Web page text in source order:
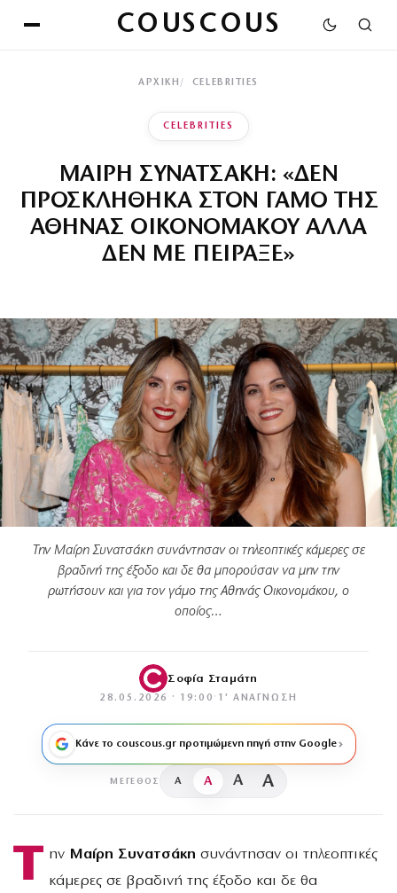
COUSCOUS
ΑΡΧΙΚΉ CELEBRITIES
CELEBRITIES
ΜΑΙΡΗ ΣΥΝΑΤΣΑΚΗ: «ΔΕΝ
ΠΡΟΣΚΛΗΘΗΚΑ ΣΤΟΝ ΓΑΜΟ ΤΗΣ
ΑΘΗΝΑΣ ΟΙΚΟΝΟΜΑΚΟΥ ΑΛΛΑ
ΔΕΝ ΜΕ ΠΕΙΡΑΞΕ»
Την Μαίρη Συνατσάκη συνάντησαν οι τηλεοπτικές κάμερες σε
βραδινή της έξοδο και δε θα μπορούσαν να μην την
ρωτήσουν και για τον γάμο της Αθηνάς Οικονομάκου, ο
οποίος…
Σοφία Σταμάτη
28.05.2026 · 19:00 · 1′ ΑΝΆΓΝΩΣΗ
Κάνε το couscous.gr προτιμώμενη πηγή στην Google
ΜΈΓΕΘΟΣ A A A A
Τ ην Μαίρη Συνατσάκη συνάντησαν οι τηλεοπτικές
κάμερες σε βραδινή της έξοδο και δε θα